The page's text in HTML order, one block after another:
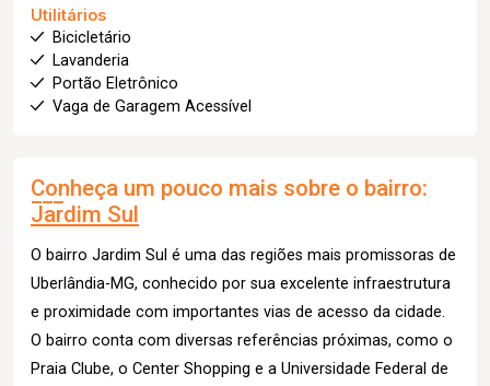
Utilitários
Bicicletário
Lavanderia
Portão Eletrônico
Vaga de Garagem Acessível
Conheça um pouco mais sobre o bairro:
Jardim Sul
O bairro Jardim Sul é uma das regiões mais promissoras de
Uberlândia-MG, conhecido por sua excelente infraestrutura
e proximidade com importantes vias de acesso da cidade.
O bairro conta com diversas referências próximas, como o
Praia Clube, o Center Shopping e a Universidade Federal de